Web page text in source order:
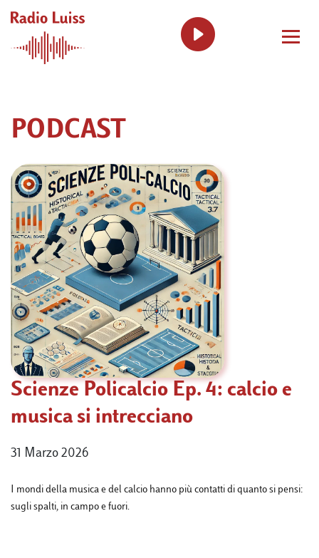
PODCAST
Scienze Policalcio Ep. 4: calcio e
musica si intrecciano
31 Marzo 2026
I mondi della musica e del calcio hanno più contatti di quanto si pensi:
sugli spalti, in campo e fuori.